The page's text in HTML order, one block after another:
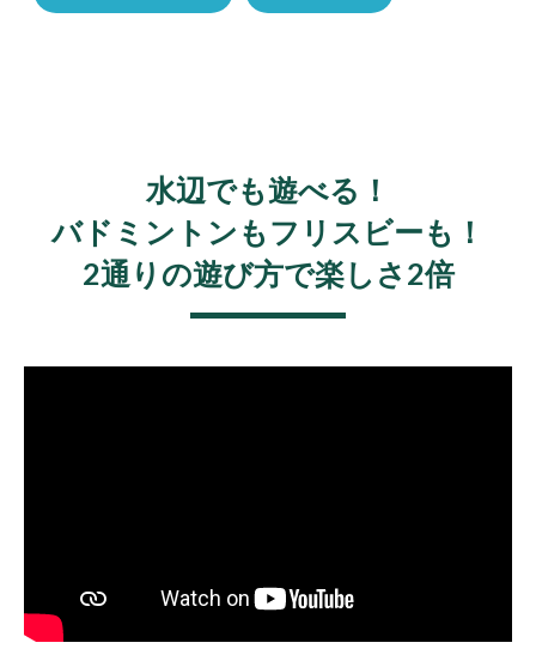
水辺でも遊べる！
バドミントンもフリスビーも！
2通りの遊び方で楽しさ2倍